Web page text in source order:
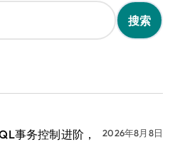
事务控制进阶，
2026年8月8日